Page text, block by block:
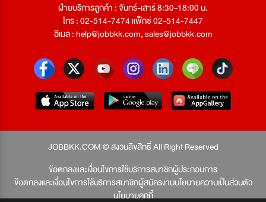
ฝ่ายบริการลูกค้า : จันทร์-เสาร์ 8:30-18:00 น.
โทร : 02-514-7474 แฟ็กซ์ 02-514-7447
อีเมล :help@jobbkk.com,sales@jobbkk.com
JOBBKK.COM © สงวนลิขสิทธิ์ All Right Reserved
ข้อตกลงและเงื่อนไขการใช้บริการสมาชิกผู้ประกอบการ
ข้อตกลงและเงื่อนไขการใช้บริการสมาชิกผู้สมัครงานนโยบายความเป็นส่วนตัว
นโยบายคุกกี้